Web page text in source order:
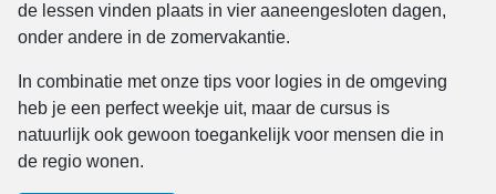
de lessen vinden plaats in vier aaneengesloten dagen,
onder andere in de zomervakantie.
In combinatie met onze tips voor logies in de omgeving
heb je een perfect weekje uit, maar de cursus is
natuurlijk ook gewoon toegankelijk voor mensen die in
de regio wonen.